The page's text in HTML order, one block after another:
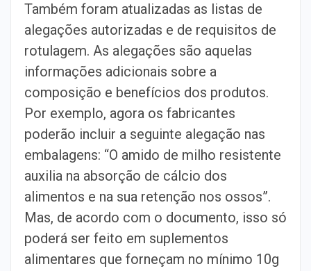
Também foram atualizadas as listas de
alegações autorizadas e de requisitos de
rotulagem. As alegações são aquelas
informações adicionais sobre a
composição e benefícios dos produtos.
Por exemplo, agora os fabricantes
poderão incluir a seguinte alegação nas
embalagens: “O amido de milho resistente
auxilia na absorção de cálcio dos
alimentos e na sua retenção nos ossos”.
Mas, de acordo com o documento, isso só
poderá ser feito em suplementos
alimentares que forneçam no mínimo 10g